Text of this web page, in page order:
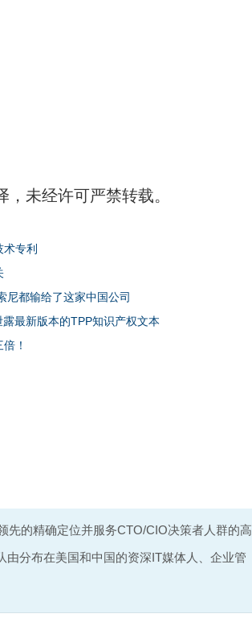
未经许可严禁转载。
专利
尼都输给了这家中国公司
最新版本的TPP知识产权文本
！
先的精确定位并服务CTO/CIO决策者人群的高
由分布在美国和中国的资深IT媒体人、企业管